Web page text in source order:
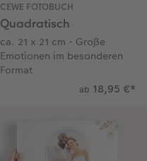
CEWE FOTOBUCH
Quadratisch
ca. 21 x 21 cm - Große
Emotionen im besonderen
Format
ab 18,95 €*